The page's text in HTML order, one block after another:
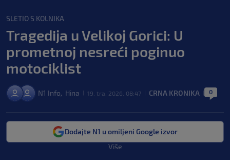
SLETIO S KOLNIKA
Tragedija u Velikoj Gorici: U
prometnoj nesreći poginuo
motociklist
N1 Info, Hina 19. tra. 2026. 08:47 CRNA KRONIKA 0
Dodajte N1 u omiljeni Google izvor
Više